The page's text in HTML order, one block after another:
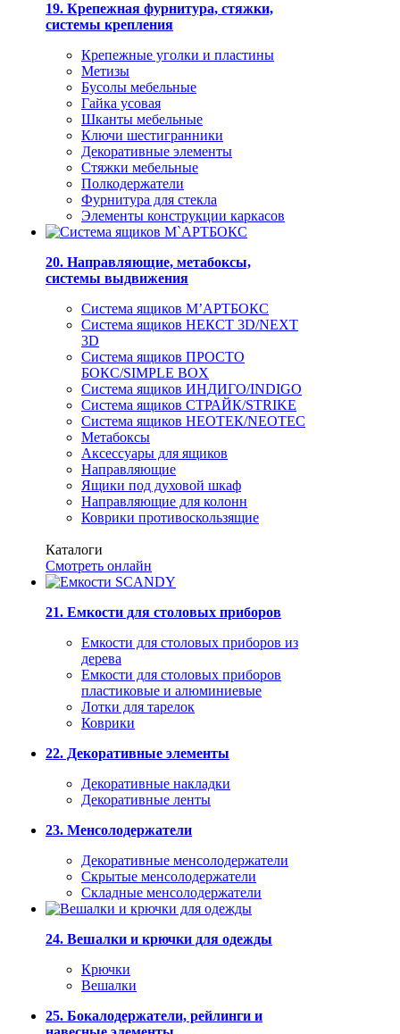
19. Крепежная фурнитура, стяжки,
системы крепления
Крепежные уголки и пластины
Метизы
Бусолы мебельные
Гайка усовая
Шканты мебельные
Ключи шестигранники
Декоративные элементы
Стяжки мебельные
Полкодержатели
Фурнитура для стекла
Элементы конструкции каркасов
20. Направляющие, метабоксы,
системы выдвижения
Система ящиков М’АРТБОКС
Система ящиков НЕКСТ 3D/NEXT
3D
Система ящиков ПРОСТО
БОКС/SIMPLE BOX
Система ящиков ИНДИГО/INDIGO
Система ящиков СТРАЙК/STRIKE
Система ящиков НЕОТЕК/NEOTEC
Метабоксы
Аксессуары для ящиков
Направляющие
Ящики под духовой шкаф
Направляющие для колонн
Коврики противоскользящие
Каталоги
Смотреть онлайн
21. Емкости для столовых приборов
Емкости для столовых приборов из
дерева
Емкости для столовых приборов
пластиковые и алюминиевые
Лотки для тарелок
Коврики
22. Декоративные элементы
Декоративные накладки
Декоративные ленты
23. Менсолодержатели
Декоративные менсолодержатели
Скрытые менсолодержатели
Складные менсолодержатели
24. Вешалки и крючки для одежды
Крючки
Вешалки
25. Бокалодержатели, рейлинги и